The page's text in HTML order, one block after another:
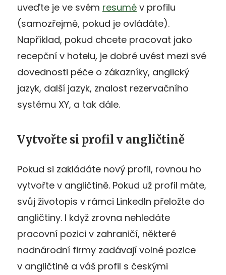
uveďte je ve svém resumé v profilu
(samozřejmě, pokud je ovládáte).
Například, pokud chcete pracovat jako
recepční v hotelu, je dobré uvést mezi své
dovednosti péče o zákazníky, anglický
jazyk, další jazyk, znalost rezervačního
systému XY, a tak dále.
Vytvořte si profil v angličtině
Pokud si zakládáte nový profil, rovnou ho
vytvořte v angličtině. Pokud už profil máte,
svůj životopis v rámci LinkedIn přeložte do
angličtiny. I když zrovna nehledáte
pracovní pozici v zahraničí, některé
nadnárodní firmy zadávají volné pozice
v angličtině a váš profil s českými